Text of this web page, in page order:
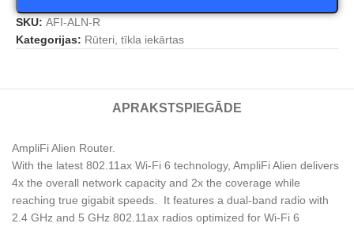
SKU: AFI-ALN-R
Kategorijas: Rūteri, tīkla iekārtas
APRAKSTS PIEGĀDE
AmpliFi Alien Router.
With the latest 802.11ax Wi-Fi 6 technology, AmpliFi Alien delivers
4x the overall network capacity and 2x the coverage while
reaching true gigabit speeds. It features a dual-band radio with
2.4 GHz and 5 GHz 802.11ax radios optimized for Wi-Fi 6